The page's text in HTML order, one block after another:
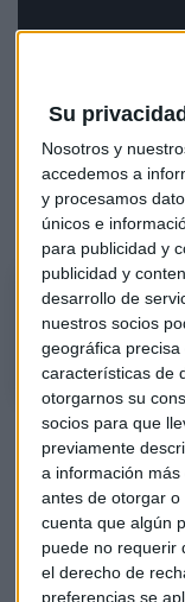
Su
Nosotros y
accedemos a
y procesamos
únicos e
para publicidad y
publicidad y
desarrollo de
nuestros socios
geográfica
características de
otorgarnos su
socios para que
previamente
a información
antes de otorgar o
cuenta que algún
puede no requerir
el derecho de
preferencias se
Puig: Análisis del
Con Víctor Galán, de
Escucha
con Víctor